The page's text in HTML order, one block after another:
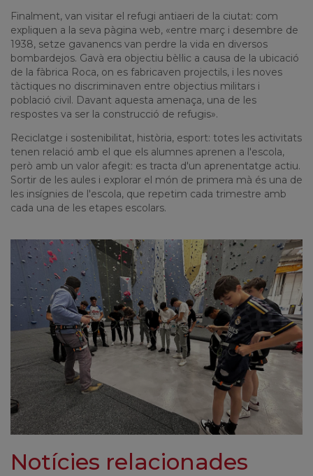
Finalment, van visitar el refugi antiaeri de la ciutat: com
expliquen a la seva pàgina web, «entre març i desembre de
1938, setze gavanencs van perdre la vida en diversos
bombardejos. Gavà era objectiu bèl·lic a causa de la ubicació
de la fàbrica Roca, on es fabricaven projectils, i les noves
tàctiques no discriminaven entre objectius militars i
població civil. Davant aquesta amenaça, una de les
respostes va ser la construcció de refugis».
Reciclatge i sostenibilitat, història, esport: totes les activitats
tenen relació amb el que els alumnes aprenen a l'escola,
però amb un valor afegit: es tracta d'un aprenentatge actiu.
Sortir de les aules i explorar el món de primera mà és una de
les insígnies de l'escola, que repetim cada trimestre amb
cada una de les etapes escolars.
Notícies relacionades